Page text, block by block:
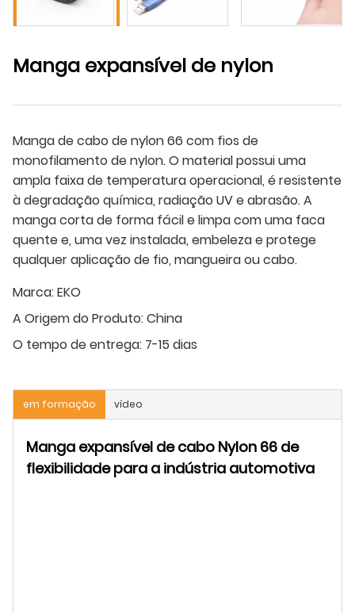
Manga expansível de nylon
Manga de cabo de nylon 66 com fios de
monofilamento de nylon. O material possui uma
ampla faixa de temperatura operacional, é resistente
à degradação química, radiação UV e abrasão. A
manga corta de forma fácil e limpa com uma faca
quente e, uma vez instalada, embeleza e protege
qualquer aplicação de fio, mangueira ou cabo.
Marca:EKO
A Origem do Produto:China
O tempo de entrega: 7-15 dias
em formação vídeo
Manga expansível de cabo Nylon 66 de
flexibilidade para a indústria automotiva